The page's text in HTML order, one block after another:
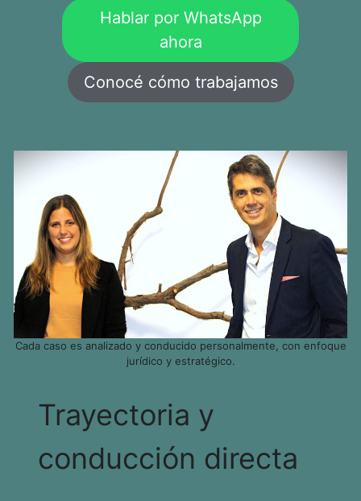
Hablar por WhatsApp
ahora
Conocé cómo trabajamos
Cada caso es analizado y conducido personalmente, con enfoque
jurídico y estratégico.
Trayectoria y
conducción directa